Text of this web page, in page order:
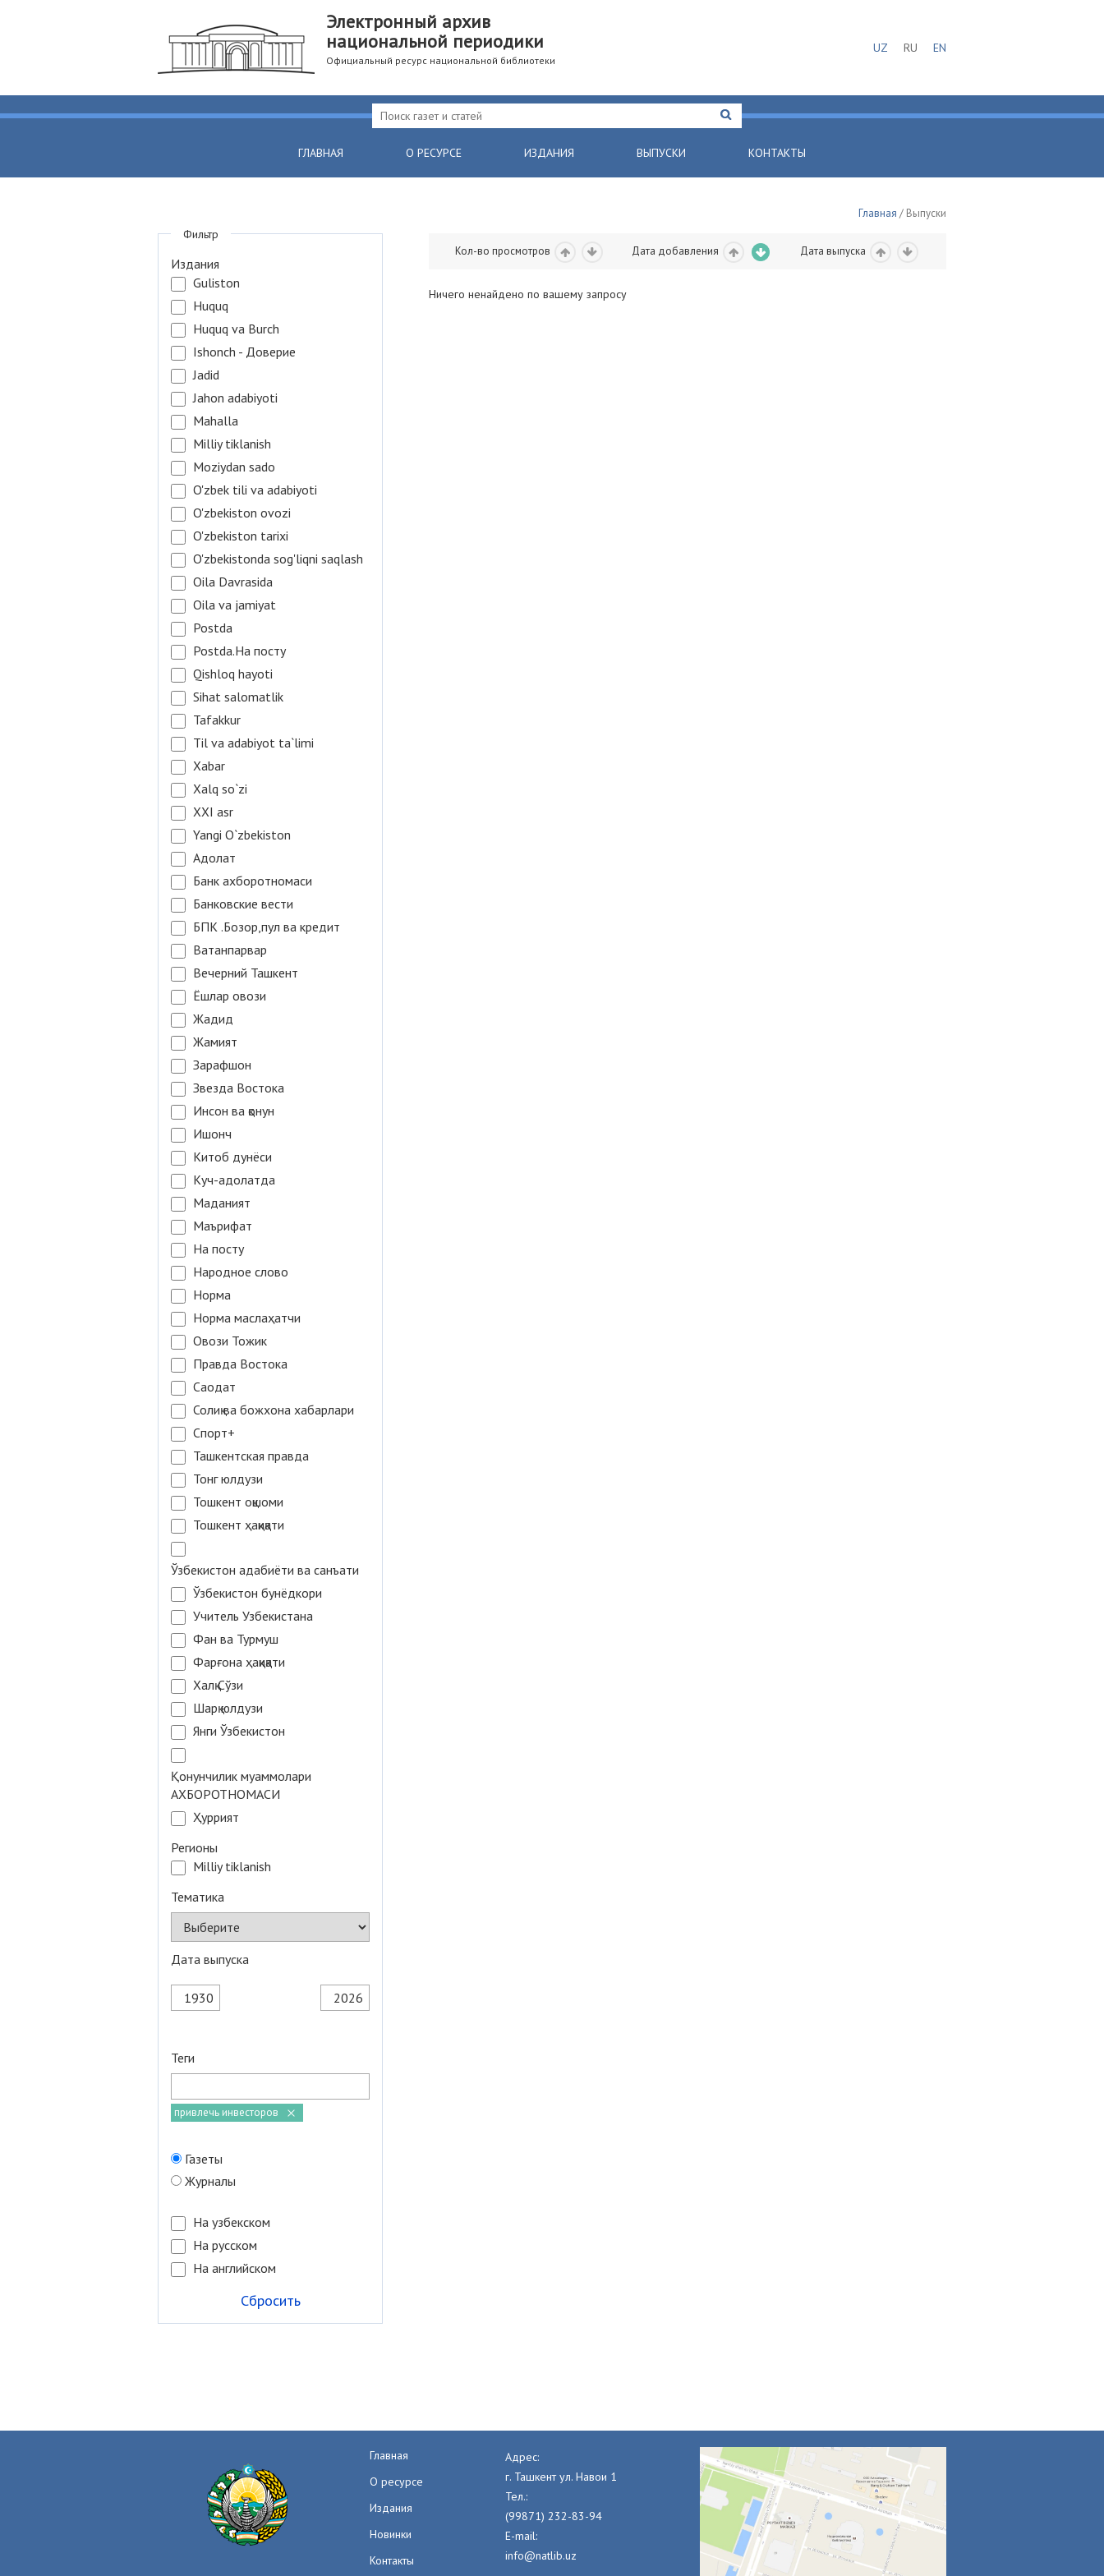
Электронный архив
национальной периодики
Официальный ресурс национальной библиотеки
UZ RU EN
ГЛАВНАЯ О РЕСУРСЕ ИЗДАНИЯ ВЫПУСКИ КОНТАКТЫ
Главная / Выпуски
Кол-во просмотров Дата добавления Дата выпуска
Ничего ненайдено по вашему запросу
Фильтр
Издания
Guliston
Huquq
Huquq va Burch
Ishonch - Доверие
Jadid
Jahon adabiyoti
Mahalla
Milliy tiklanish
Moziydan sado
O'zbek tili va adabiyoti
O'zbekiston ovozi
O'zbekiston tarixi
O'zbekistonda sog'liqni saqlash
Oila Davrasida
Oila va jamiyat
Postda
Postda.На посту
Qishloq hayoti
Sihat salomatlik
Tafakkur
Til va adabiyot ta`limi
Xabar
Xalq so`zi
XXI asr
Yangi O`zbekiston
Адолат
Банк ахборотномаси
Банковские вести
БПК .Бозор,пул ва кредит
Ватанпарвар
Вечерний Ташкент
Ёшлар овози
Жадид
Жамият
Зарафшон
Звезда Востока
Инсон ва қонун
Ишонч
Китоб дунёси
Куч-адолатда
Маданият
Маърифат
На посту
Народное слово
Норма
Норма маслаҳатчи
Овози Тожик
Правда Востока
Саодат
Солиқ ва божхона хабарлари
Спорт+
Ташкентская правда
Тонг юлдузи
Тошкент оқшоми
Тошкент ҳақиқати
Ўзбекистон адабиёти ва санъати
Ўзбекистон бунёдкори
Учитель Узбекистана
Фан ва Турмуш
Фарғона ҳақиқати
Халқ Сўзи
Шарқ юлдузи
Янги Ўзбекистон
Қонунчилик муаммолари
АХБОРОТНОМАСИ
Ҳуррият
Регионы
Milliy tiklanish
Тематика
Дата выпуска
Теги
привлечь инвесторов
Газеты
Журналы
На узбекском
На русском
На английском
Сбросить
Главная
О ресурсе
Издания
Новинки
Контакты
Адрес:
г. Ташкент ул. Навои 1
Тел.:
(99871) 232-83-94
E-mail:
info@natlib.uz